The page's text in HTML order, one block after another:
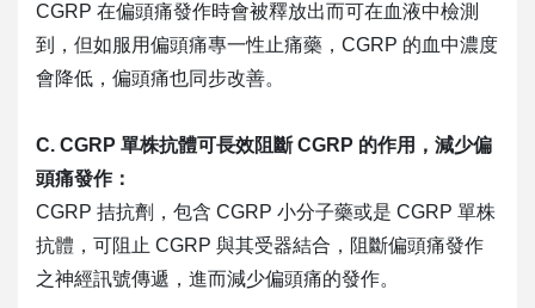
CGRP 在偏頭痛發作時會被釋放出而可在血液中檢測
到，但如服用偏頭痛專一性止痛藥，CGRP 的血中濃度
會降低，偏頭痛也同步改善。
C. CGRP 單株抗體可長效阻斷 CGRP 的作用，減少偏
頭痛發作：
CGRP 拮抗劑，包含 CGRP 小分子藥或是 CGRP 單株
抗體，可阻止 CGRP 與其受器結合，阻斷偏頭痛發作
之神經訊號傳遞，進而減少偏頭痛的發作。